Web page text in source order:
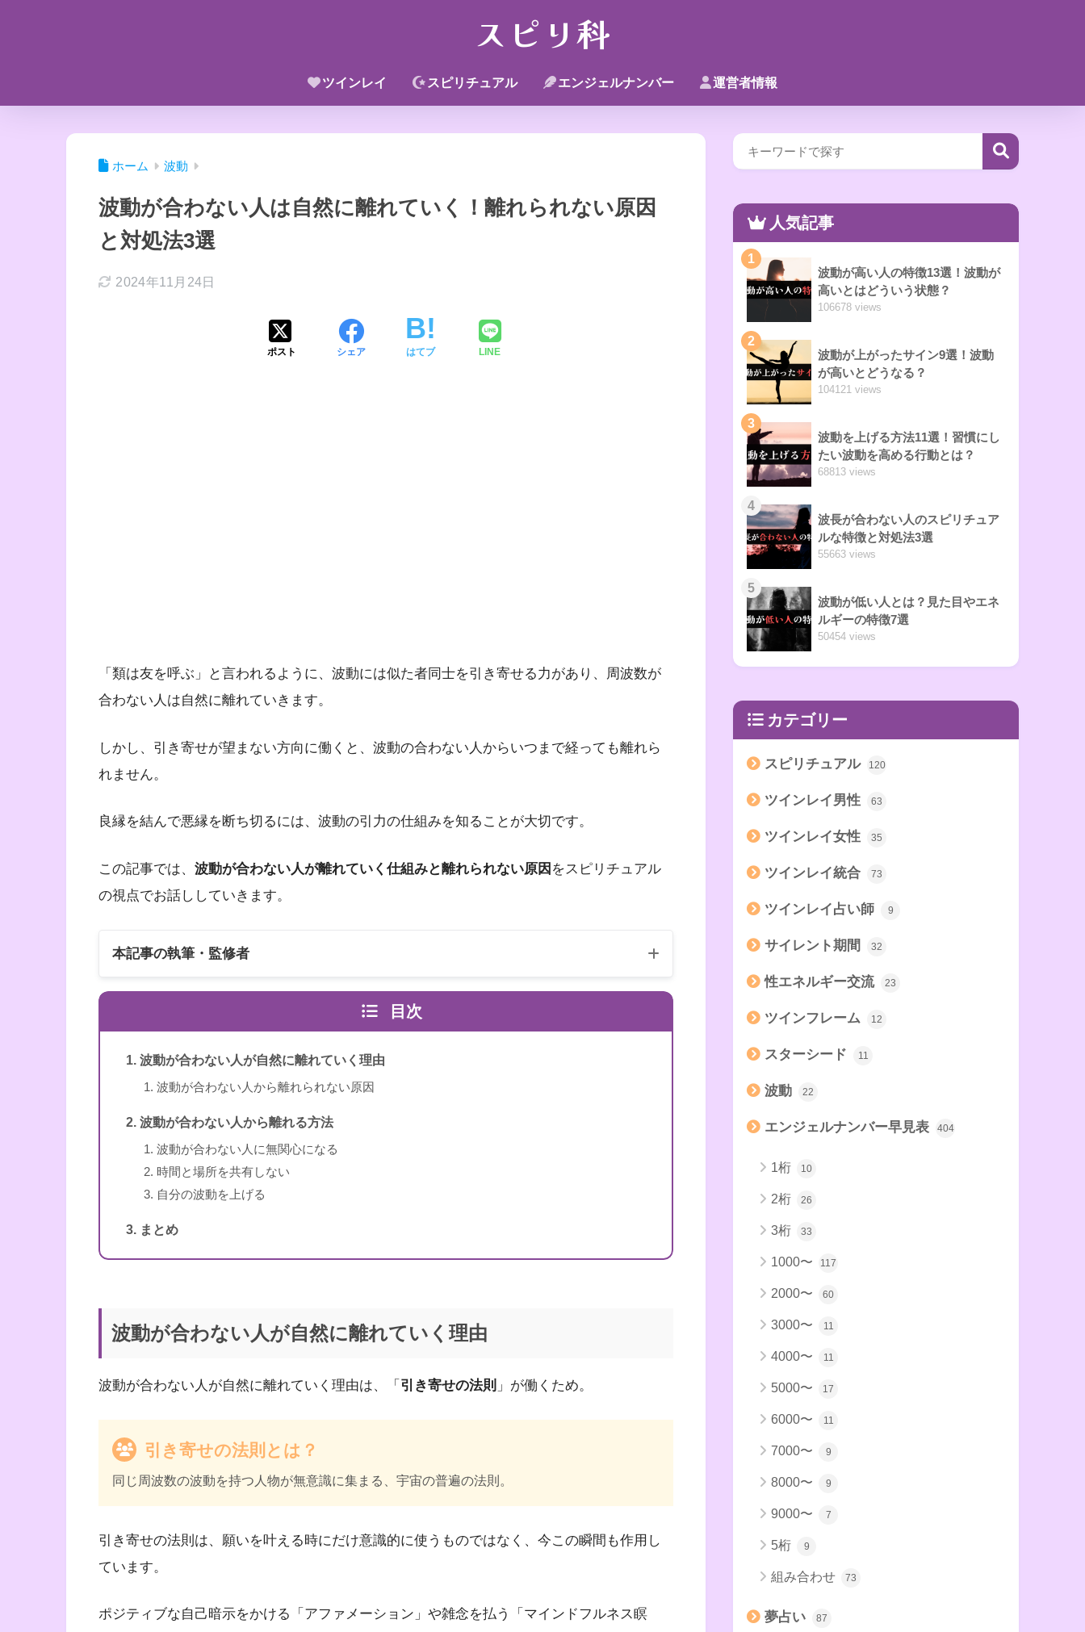
スピリ科
ツインレイ スピリチュアル エンジェルナンバー 運営者情報
ホーム 波動
波動が合わない人は自然に離れていく！離れられない原因
と対処法3選
2024年11月24日
ポスト シェア はてブ LINE
「類は友を呼ぶ」と言われるように、波動には似た者同士を引き寄せる力があり、周波数が
合わない人は自然に離れていきます。
しかし、引き寄せが望まない方向に働くと、波動の合わない人からいつまで経っても離れら
れません。
良縁を結んで悪縁を断ち切るには、波動の引力の仕組みを知ることが大切です。
この記事では、 波動が合わない人が離れていく仕組みと離れられない原因 をスピリチュアル
の視点でお話ししていきます。
本記事の執筆・監修者
目次
波動が合わない人が自然に離れていく理由
波動が合わない人から離れられない原因
波動が合わない人から離れる方法
波動が合わない人に無関心になる
時間と場所を共有しない
自分の波動を上げる
まとめ
波動が合わない人が自然に離れていく理由
波動が合わない人が自然に離れていく理由は、「 引き寄せの法則 」が働くため。
引き寄せの法則とは？
同じ周波数の波動を持つ人物が無意識に集まる、宇宙の普遍の法則。
引き寄せの法則は、願いを叶える時にだけ意識的に使うものではなく、今この瞬間も作用し
ています。
ポジティブな自己暗示をかける「アファメーション」や雑念を払う「マインドフルネス瞑
人気記事
1
波動が高い人の特徴13選！波動が
高いとはどういう状態？
106678 views
2
波動が上がったサイン9選！波動
が高いとどうなる？
104121 views
3
波動を上げる方法11選！習慣にし
たい波動を高める行動とは？
68813 views
4
波長が合わない人のスピリチュア
ルな特徴と対処法3選
55663 views
5
波動が低い人とは？見た目やエネ
ルギーの特徴7選
50454 views
カテゴリー
スピリチュアル 120
ツインレイ男性 63
ツインレイ女性 35
ツインレイ統合 73
ツインレイ占い師 9
サイレント期間 32
性エネルギー交流 23
ツインフレーム 12
スターシード 11
波動 22
エンジェルナンバー早見表 404
1桁 10
2桁 26
3桁 33
1000〜 117
2000〜 60
3000〜 11
4000〜 11
5000〜 17
6000〜 11
7000〜 9
8000〜 9
9000〜 7
5桁 9
組み合わせ 73
夢占い 87